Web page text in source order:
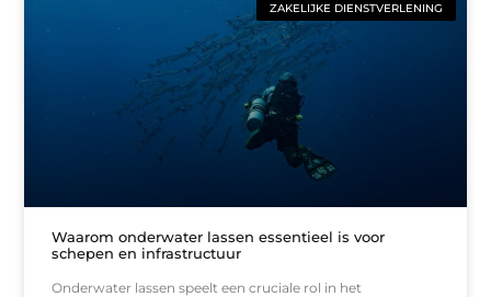
ZAKELIJKE DIENSTVERLENING
Waarom onderwater lassen essentieel is voor
schepen en infrastructuur
Onderwater lassen speelt een cruciale rol in het